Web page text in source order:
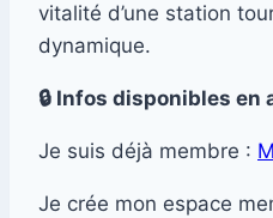
vitalité d’une station
dynamique.
🔒 Infos disponibles
Je suis déjà membre :
Je crée mon espace